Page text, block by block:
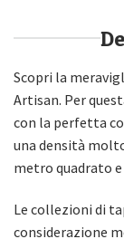
Scopri la
Artisan. Per
con la perfetta
una densità
metro quadrato e
Le collezioni di
considerazione